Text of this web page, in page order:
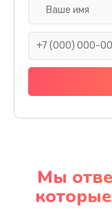
Мы